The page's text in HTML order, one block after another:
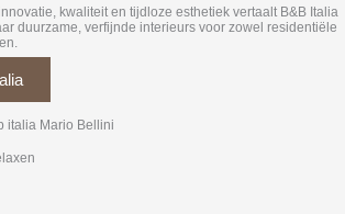
kwaliteit en tijdloze esthetiek vertaalt B&B Italia
duurzame, verfijnde interieurs voor zowel residentiële